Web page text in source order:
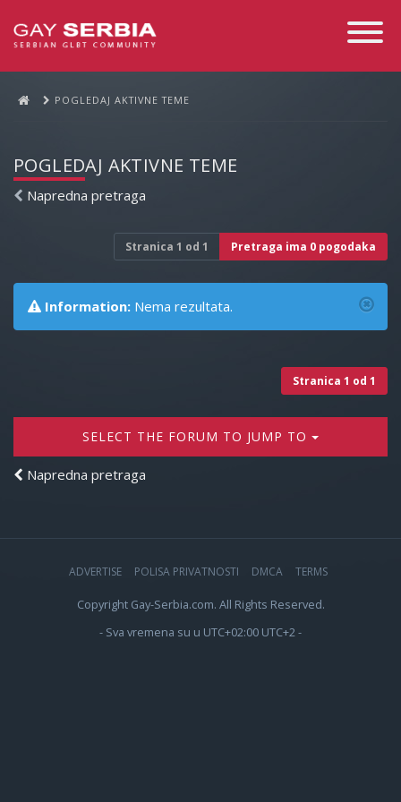
Toggle
POGLEDAJ AKTIVNE TEME
POGLEDAJ AKTIVNE TEME
Napredna pretraga
Stranica 1 od 1 Pretraga ima 0 pogodaka
Information: Nema rezultata.
Stranica 1 od 1
SELECT THE FORUM TO JUMP TO
Napredna pretraga
ADVERTISE POLISA PRIVATNOSTI DMCA TERMS
Copyright Gay-Serbia.com. All Rights Reserved.
- Sva vremena su u UTC+02:00 UTC+2 -